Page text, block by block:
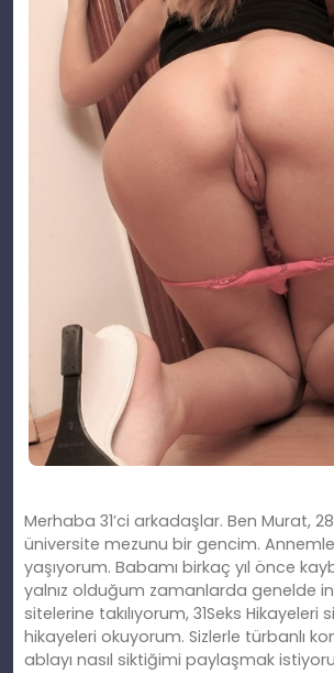
Merhaba 31’ci arkadaşlar. Ben Murat,
üniversite mezunu bir gencim.
yaşıyorum. Babamı birkaç yıl önce
yalnız olduğum zamanlarda genelde
sitelerine takılıyorum, 31Seks Hikayeleri
hikayeleri okuyorum. Sizlerle türbanlı
ablayı nasıl siktiğimi paylaşmak